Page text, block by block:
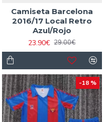
Camiseta Barcelona
2016/17 Local Retro
Azul/Rojo
23.90€ 29.00€
-18 %